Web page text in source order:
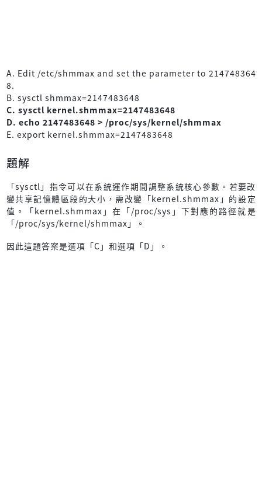
A. Edit /etc/shmmax and set the parameter to 214748364
8.
B. sysctl shmmax=2147483648
C. sysctl kernel.shmmax=2147483648
D. echo 2147483648 > /proc/sys/kernel/shmmax
E. export kernel.shmmax=2147483648
題解
「sysctl」指令可以在系統運作期間調整系統核心參數。若要改
變共享記憶體區段的大小，需改變「kernel.shmmax」的設定
值。「kernel.shmmax」在「/proc/sys」下對應的路徑就是
「/proc/sys/kernel/shmmax」。
因此這題答案是選項「C」和選項「D」。